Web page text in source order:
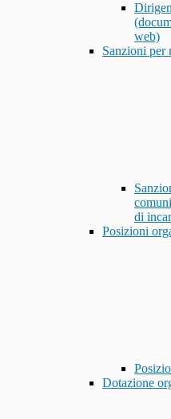
web)
Sanzioni per
di
Posizioni
Dotazione